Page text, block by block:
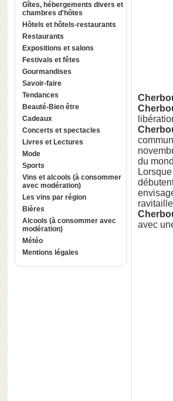
Gîtes, hébergements divers et
chambres d'hôtes
Hôtels et hôtels-restaurants
Restaurants
Expositions et salons
Festivals et fêtes
Gourmandises
Savoir-faire
Tendances
Beauté-Bien être
Cadeaux
Concerts et spectacles
Livres et Lectures
Mode
Sports
Vins et alcools (à consommer
avec modération)
Les vins par région
Bières
Alcools (à consommer avec
modération)
Météo
Mentions légales
du
Lorsque
avec